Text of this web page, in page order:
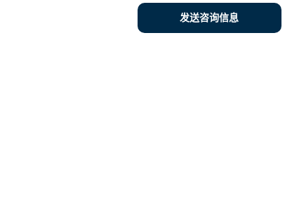
发送咨询信息